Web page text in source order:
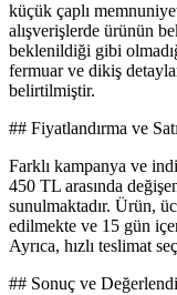
küçük çaplı
alışverişlerde ürünün
beklenildiği gibi
fermuar ve dikiş
belirtilmiştir.
## Fiyatlandırma ve
Farklı kampanya ve
450 TL arasında
sunulmaktadır. Ürün,
edilmekte ve 15 gün
Ayrıca, hızlı teslimat
## Sonuç ve